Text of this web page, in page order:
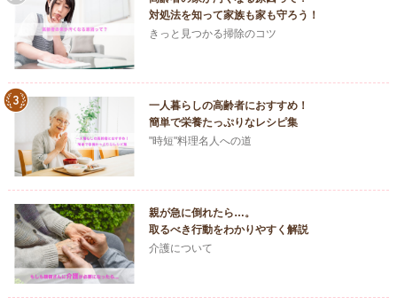
対処法を知って家族も家も守ろう！
きっと見つかる掃除のコツ
一人暮らしの高齢者におすすめ！
簡単で栄養たっぷりなレシピ集
"時短"料理名人への道
親が急に倒れたら…。
取るべき行動をわかりやすく解説
介護について